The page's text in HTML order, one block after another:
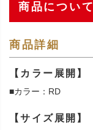
商品について
商品詳細
【カラー展開】
■カラー：RD
【サイズ展開】